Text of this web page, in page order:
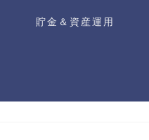
貯金＆資産運用